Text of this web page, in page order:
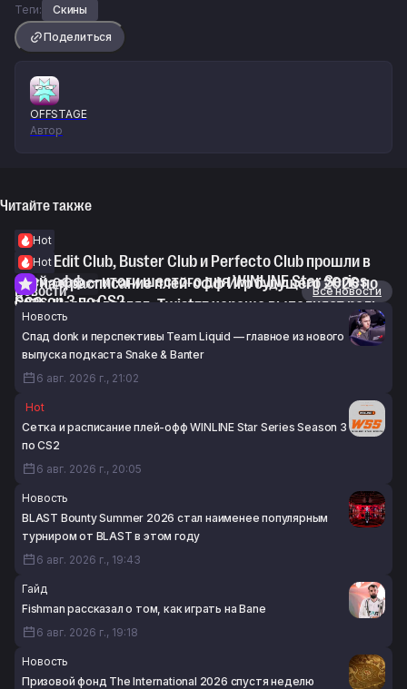
Теги:
Скины
Поделиться
OFFSTAGE
Автор
Читайте также
Hot
WorldEdit Club, Buster Club и Perfecto Club прошли в
плей-офф — итоги шестого дня WINLINE Star Series
Season 3 по CS2
6 авг. 2026 г., 18:13
Hot
Сетка и расписание плей-офф Игр будущего 2026 по
CS2
6 авг. 2026 г., 18:00
Интервью
voo: «На мой взгляд, Twistzz хорошо выполняет роль
IGL»
6 авг. 2026 г., 17:23
Новости
Все новости
Новость
Спад donk и перспективы Team Liquid — главное из нового
выпуска подкаста Snake & Banter
6 авг. 2026 г., 21:02
Hot
Сетка и расписание плей-офф WINLINE Star Series Season 3
по CS2
6 авг. 2026 г., 20:05
Новость
BLAST Bounty Summer 2026 стал наименее популярным
турниром от BLAST в этом году
6 авг. 2026 г., 19:43
Гайд
Fishman рассказал о том, как играть на Bane
6 авг. 2026 г., 19:18
Новость
Призовой фонд The International 2026 спустя неделю